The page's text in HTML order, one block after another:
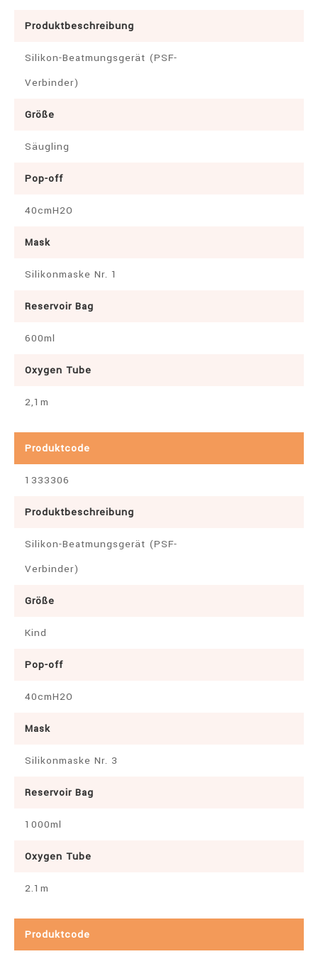
Produktbeschreibung
Silikon-Beatmungsgerät (PSF-
Verbinder)
Größe
Säugling
Pop-off
40cmH2O
Mask
Silikonmaske Nr. 1
Reservoir Bag
600ml
Oxygen Tube
2,1m
Produktcode
1333306
Produktbeschreibung
Silikon-Beatmungsgerät (PSF-
Verbinder)
Größe
Kind
Pop-off
40cmH2O
Mask
Silikonmaske Nr. 3
Reservoir Bag
1000ml
Oxygen Tube
2.1m
Produktcode